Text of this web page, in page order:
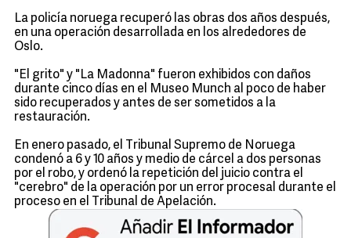
La policía noruega recuperó las obras dos años después,
en una operación desarrollada en los alrededores de
Oslo.
"El grito" y "La Madonna" fueron exhibidos con daños
durante cinco días en el Museo Munch al poco de haber
sido recuperados y antes de ser sometidos a la
restauración.
En enero pasado, el Tribunal Supremo de Noruega
condenó a 6 y 10 años y medio de cárcel a dos personas
por el robo, y ordenó la repetición del juicio contra el
"cerebro" de la operación por un error procesal durante el
proceso en el Tribunal de Apelación.